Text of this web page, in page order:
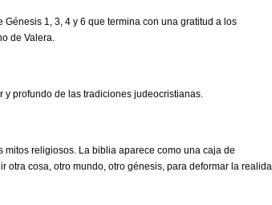
1, 3, 4 y 6 que termina con una gratitud a los
de Valera.
profundo de las tradiciones judeocristianas.
religiosos. La biblia aparece como una caja de
otra cosa, otro mundo, otro génesis, para deformar la